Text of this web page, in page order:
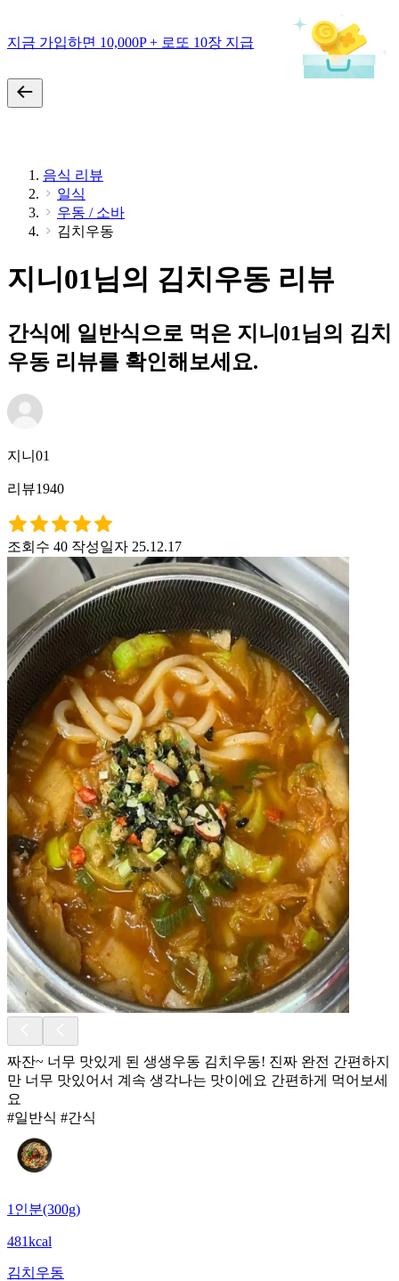
지금 가입하면 10,000P + 로또 10장 지급
음식 리뷰
일식
우동 / 소바
김치우동
지니01님의 김치우동 리뷰
간식에 일반식으로 먹은 지니01님의 김치
우동 리뷰를 확인해보세요.
지니01
리뷰1940
조회수 40 작성일자 25.12.17
짜잔~ 너무 맛있게 된 생생우동 김치우동! 진짜 완전 간편하지
만 너무 맛있어서 계속 생각나는 맛이에요 간편하게 먹어보세
요
#일반식 #간식
1인분(300g)
481kcal
김치우동